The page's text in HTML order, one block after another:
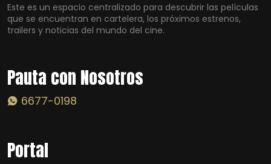
Este es un espacio centralizado para descubrir las películas
que se encuentran en cartelera, los próximos estrenos,
trailers y noticias del mundo del cine.
Pauta con Nosotros
6677-0198
Portal